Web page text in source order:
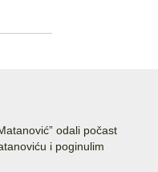
odali počast
i poginulim